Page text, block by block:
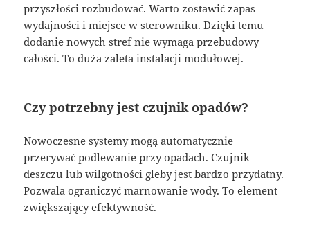
przyszłości rozbudować. Warto zostawić zapas
wydajności i miejsce w sterowniku. Dzięki temu
dodanie nowych stref nie wymaga przebudowy
całości. To duża zaleta instalacji modułowej.
Czy potrzebny jest czujnik opadów?
Nowoczesne systemy mogą automatycznie
przerywać podlewanie przy opadach. Czujnik
deszczu lub wilgotności gleby jest bardzo przydatny.
Pozwala ograniczyć marnowanie wody. To element
zwiększający efektywność.